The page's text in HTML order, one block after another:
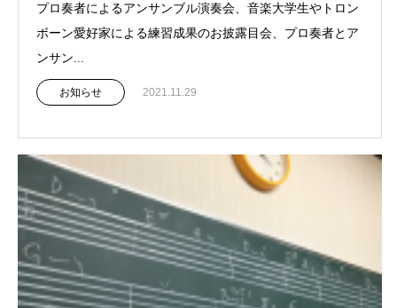
プロ奏者によるアンサンブル演奏会、音楽大学生やトロン
ボーン愛好家による練習成果のお披露目会、プロ奏者とア
ンサン...
お知らせ 2021.11.29